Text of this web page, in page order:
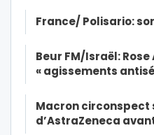
France/ Polisario:
Beur FM/Israël:
« agissements
Macron circonspect
d’AstraZeneca